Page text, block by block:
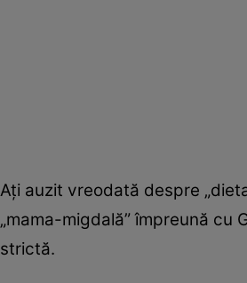
Ați auzit vreodată despre
„mama-migdală” împreună
strictă.